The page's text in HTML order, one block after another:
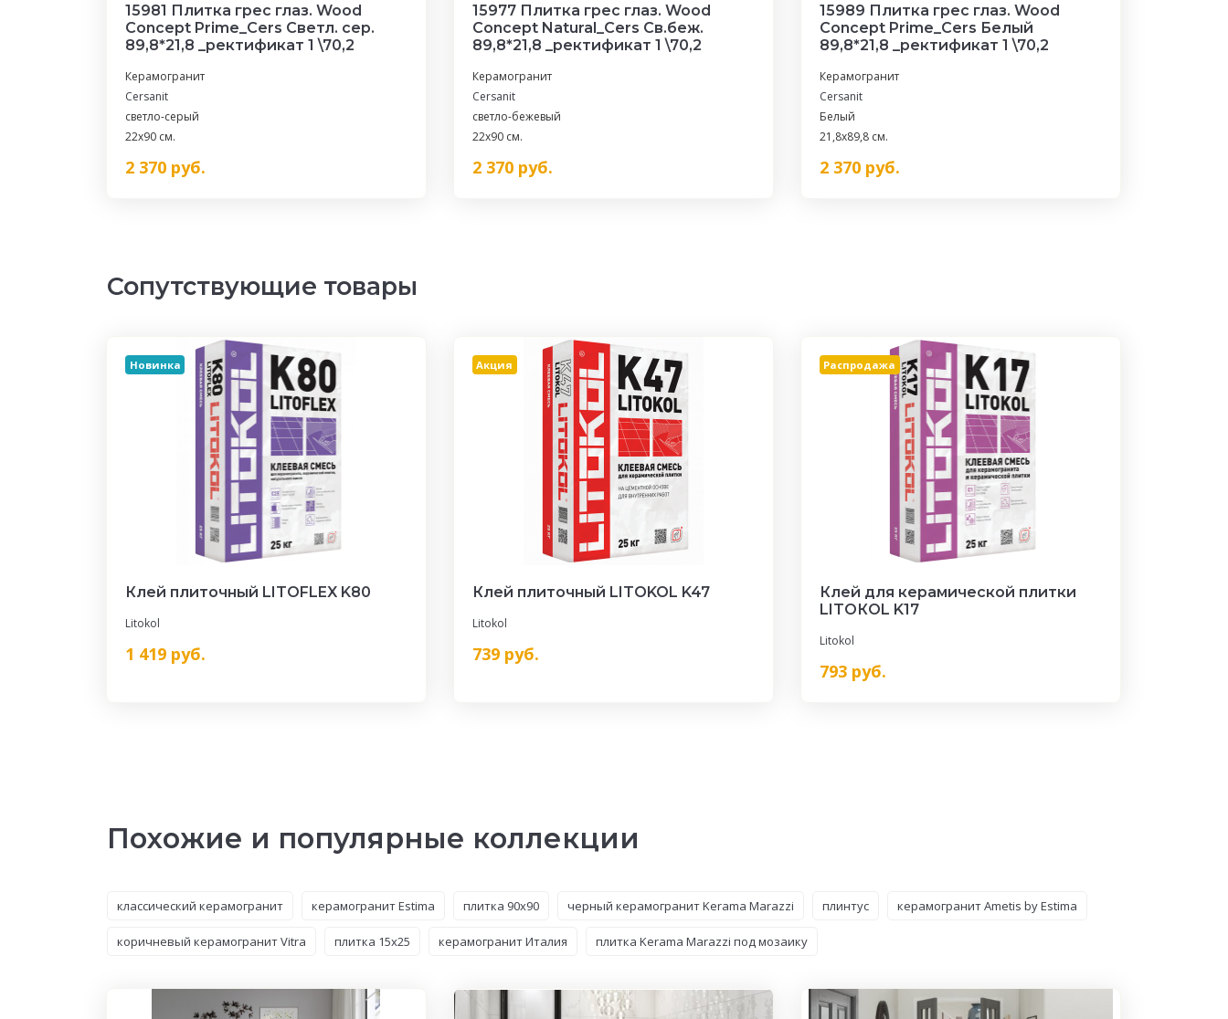
15981 Плитка грес глаз. Wood
Concept Prime_Cers Светл. сер.
89,8*21,8 _ректификат 1 \70,2
Керамогранит
Cersanit
светло-серый
22x90 см.
2 370 руб.
15977 Плитка грес глаз. Wood
Concept Natural_Cers Св.беж.
89,8*21,8 _ректификат 1 \70,2
Керамогранит
Cersanit
светло-бежевый
22x90 см.
2 370руб.
15989 Плитка грес глаз. Wood
Concept Prime_Cers Белый
89,8*21,8 _ректификат 1 \70,2
Керамогранит
Cersanit
Белый
21,8x89,8 см.
2 370руб.
Сопутствующие товары
Новинка
Клей плиточный LITOFLEX K80
Litokol
1 419 руб.
Акция
Клей плиточный LITOKOL K47
Litokol
739руб.
Распродажа
Клей для керамической плитки
LITOКOL K17
Litokol
793руб.
Похожие и популярные коллекции
классический керамогранит керамогранит Estima плитка 90x90 черный керамогранит Kerama Marazzi плинтус керамогранит Ametis by Estima
коричневый керамогранит Vitra плитка 15x25 керамогранит Италия плитка Kerama Marazzi под мозаику